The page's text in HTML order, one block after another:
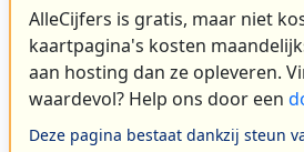
AlleCijfers is gratis, maar niet
kaartpagina's kosten
aan hosting dan ze opleveren.
waardevol? Help ons door een
Deze pagina bestaat dankzij steun